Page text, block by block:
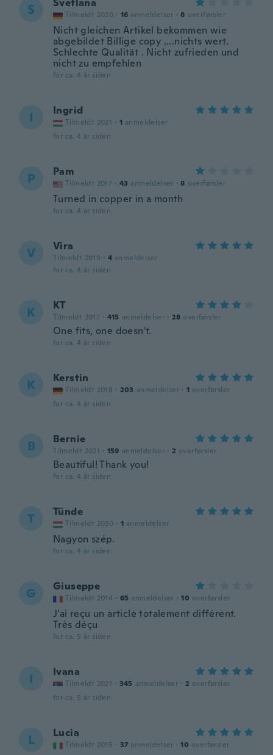
S Svetlana
Tilmeldt 2020 · 16 anmeldelser · 8 overførsler
Nicht gleichen Artikel bekommen wie
abgebildet Billige copy ....nichts wert.
Schlechte Qualität . Nicht zufrieden und
nicht zu empfehlen
for ca. 4 år siden
I Ingrid
Tilmeldt 2021 · 1 anmeldelser
for ca. 4 år siden
P Pam
Tilmeldt 2017 · 43 anmeldelser · 8 overførsler
Turned in copper in a month
for ca. 4 år siden
V Vira
Tilmeldt 2019 · 4 anmeldelser
for ca. 4 år siden
K KT
Tilmeldt 2017 · 415 anmeldelser · 28 overførsler
One fits, one doesn't.
for ca. 4 år siden
K Kerstin
Tilmeldt 2018 · 203 anmeldelser · 1 overførsler
for ca. 4 år siden
B Bernie
Tilmeldt 2021 · 159 anmeldelser · 2 overførsler
Beautiful! Thank you!
for ca. 4 år siden
T Tünde
Tilmeldt 2020 · 1 anmeldelser
Nagyon szép.
for ca. 4 år siden
G Giuseppe
Tilmeldt 2014 · 65 anmeldelser · 10 overførsler
J'ai reçu un article totalement différent.
Très déçu
for ca. 5 år siden
I Ivana
Tilmeldt 2021 · 345 anmeldelser · 2 overførsler
for ca. 5 år siden
L Lucia
Tilmeldt 2015 · 37 anmeldelser · 10 overførsler